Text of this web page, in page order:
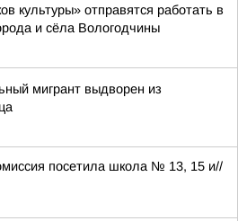
культуры» отправятся работать в
и сёла Вологодчины
мигрант выдворен из
посетила школа № 13, 15 и//